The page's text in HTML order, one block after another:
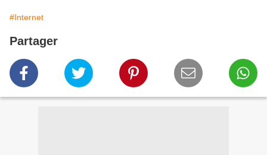
#Internet
Partager